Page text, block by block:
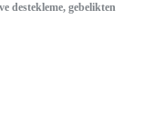
destekleme, gebelikten